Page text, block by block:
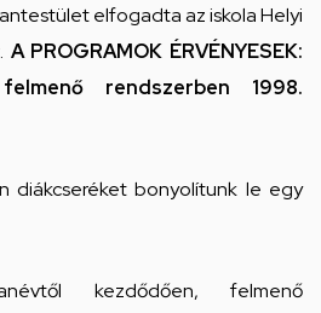
elfogadta az iskola Helyi
A PROGRAMOK ÉRVÉNYESEK:
rendszerben 1998.
diákcseréket bonyolítunk le egy
kezdődően, felmenő